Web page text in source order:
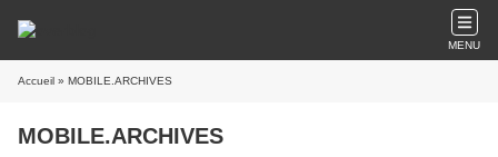
MENU
Accueil » MOBILE.ARCHIVES
MOBILE.ARCHIVES